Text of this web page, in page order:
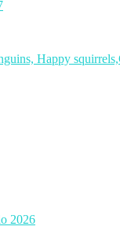
Happy
2026